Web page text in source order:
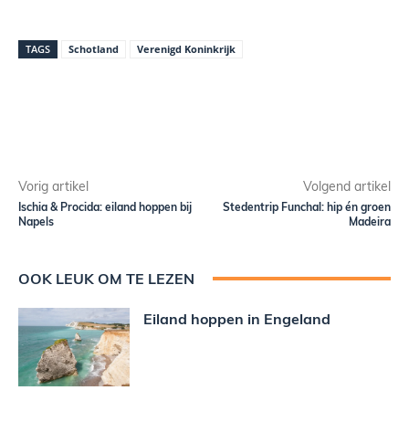
TAGS Schotland Verenigd Koninkrijk
Vorig artikel
Ischia & Procida: eiland hoppen bij
Napels
Volgend artikel
Stedentrip Funchal: hip én groen
Madeira
OOK LEUK OM TE LEZEN
Eiland hoppen in Engeland